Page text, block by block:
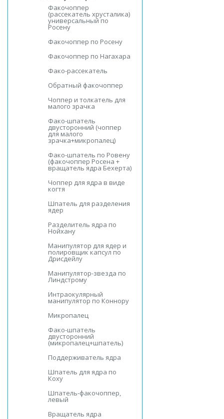
Факочоппер
(рассекатель хрусталика)
универсальный по
Росену
Факочоппер по Росену
Факочоппер по Нагахара
Фако-рассекатель
Обратный факочоппер
Чоппер и толкатель для
малого зрачка
Фако-шпатель
двусторонний (чоппер
для малого
зрачка+микропалец)
Фако-шпатель по Ровену
(факочоппер Росена +
вращатель ядра Бехерта)
Чоппер для ядра в виде
когтя
Шпатель для разделения
ядер
Разделитель ядра по
Нойхану
Манипулятор для ядер и
полировщик капсул по
Дрисдейлу
Манипулятор-звезда по
Линдстрому
Интраокулярный
манипулятор по Коннору
Микропалец
Фако-шпатель
двусторонний
(микропалец+шпатель)
Поддерживатель ядра
Шпатель для ядра по
Коху
Шпатель-факочоппер,
левый
Вращатель ядра